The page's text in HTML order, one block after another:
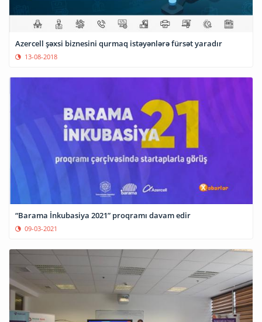
Azercell şəxsi biznesini qurmaq istəyənlərə fürsət yaradır
13-08-2018
“Barama İnkubasiya 2021” proqramı davam edir
09-03-2021